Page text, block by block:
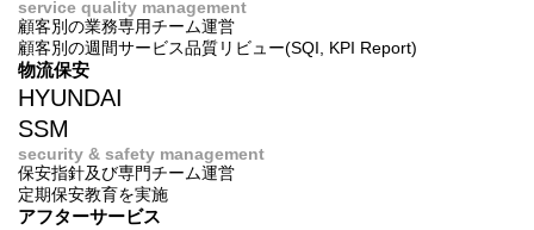
service quality management
顧客別の業務専用チーム運営
顧客別の週間サービス品質リビュー(SQI, KPI Report)
物流保安
HYUNDAI
SSM
security & safety management
保安指針及び専門チーム運営
定期保安教育を実施
アフターサービス